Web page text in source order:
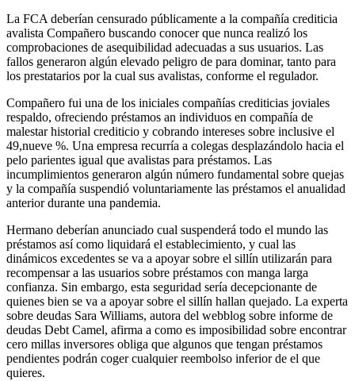
La FCA deberían censurado públicamente a la compañía crediticia
avalista Compañero buscando conocer que nunca realizó los
comprobaciones de asequibilidad adecuadas a sus usuarios. Las
fallos generaron algún elevado peligro de para dominar, tanto para
los prestatarios por la cual sus avalistas, conforme el regulador.
Compañero fui una de los iniciales compañías crediticias joviales
respaldo, ofreciendo préstamos an individuos en compañía de
malestar historial crediticio y cobrando intereses sobre inclusive el
49,nueve %. Una empresa recurría a colegas desplazándolo hacia el
pelo parientes igual que avalistas para préstamos. Las
incumplimientos generaron algún número fundamental sobre quejas
y la compañía suspendió voluntariamente las préstamos el anualidad
anterior durante una pandemia.
Hermano deberían anunciado cual suspenderá todo el mundo las
préstamos así­ como liquidará el establecimiento, y cual las
dinámicos excedentes se va a apoyar sobre el sillí­n utilizarán para
recompensar a las usuarios sobre préstamos con manga larga
confianza. Sin embargo, esta seguridad serí­a decepcionante de
quienes bien se va a apoyar sobre el sillí­n hallan quejado. La experta
sobre deudas Sara Williams, autora del webblog sobre informe de
deudas Debt Camel, afirma a como es imposibilidad sobre encontrar
cero millas inversores obliga que algunos que tengan préstamos
pendientes podrán coger cualquier reembolso inferior de el que
quieres.